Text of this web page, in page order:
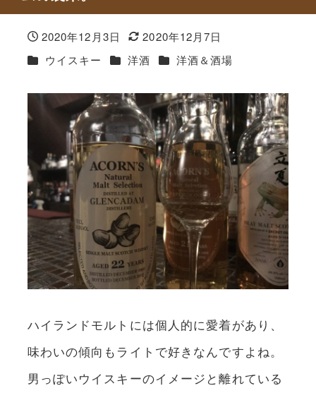
2020年12月3日
2020年12月7日
カテゴリー
ウイスキー カテゴリー
洋酒 カテゴリー
洋酒＆酒場
ハイランドモルトには個人的に愛着があり、
味わいの傾向もライトで好きなんですよね。
男っぽいウイスキーのイメージと離れている